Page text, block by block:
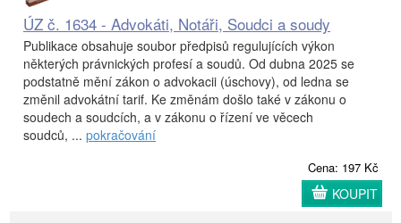
ÚZ č. 1634 - Advokáti, Notáři, Soudci a soudy
Publikace obsahuje soubor předpisů regulujících výkon
některých právnických profesí a soudů. Od dubna 2025 se
podstatně mění zákon o advokacii (úschovy), od ledna se
změnil advokátní tarif. Ke změnám došlo také v zákonu o
soudech a soudcích, a v zákonu o řízení ve věcech
soudců, ... pokračování
Cena: 197 Kč
KOUPIT